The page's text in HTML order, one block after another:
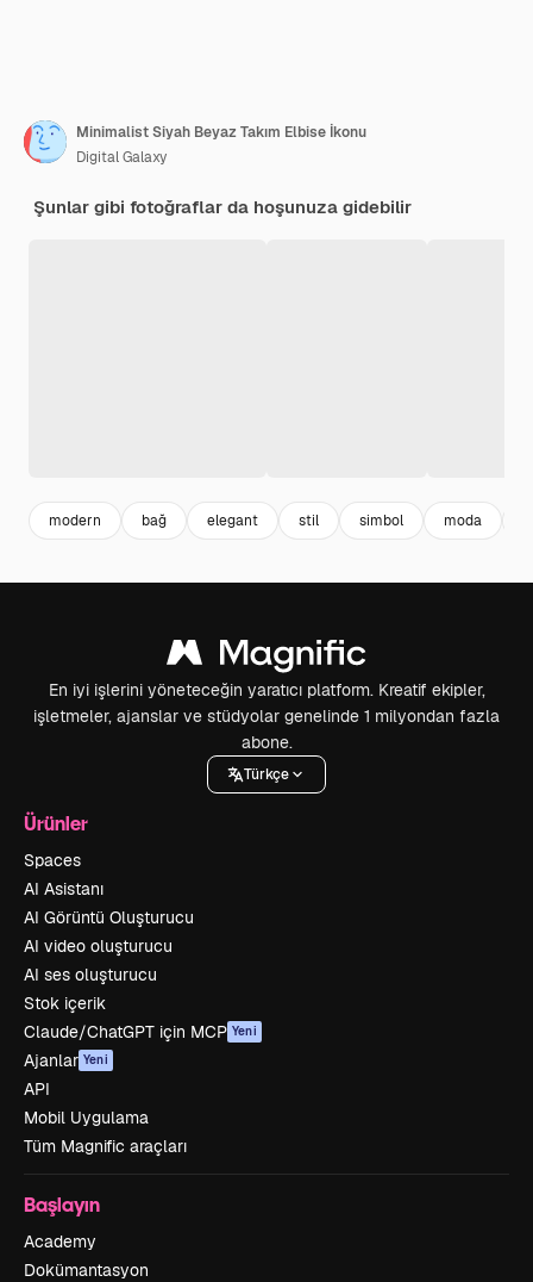
Minimalist Siyah Beyaz Takım Elbise İkonu
Digital Galaxy
Şunlar gibi fotoğraflar da hoşunuza gidebilir
modern bağ elegant stil simbol moda
En iyi işlerini yöneteceğin yaratıcı platform. Kreatif ekipler,
işletmeler, ajanslar ve stüdyolar genelinde 1 milyondan fazla
abone.
Türkçe
Ürünler
Spaces
AI Asistanı
AI Görüntü Oluşturucu
AI video oluşturucu
AI ses oluşturucu
Stok içerik
Claude/ChatGPT için MCP Yeni
Ajanlar Yeni
API
Mobil Uygulama
Tüm Magnific araçları
Başlayın
Academy
Dokümantasyon